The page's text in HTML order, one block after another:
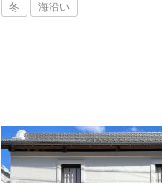
冬
海沿い